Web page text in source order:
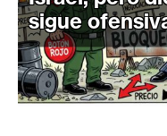
t
o
M
e
r
sigue